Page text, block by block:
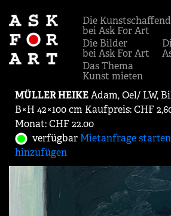
Die
bei Ask For Art
Die Bilder
bei Ask For Art
Das Thema
Kunst mieten
MÜLLER HEIKEAdam, Oel/ LW,
B×H 42×100 cm Kaufpreis: CHF
Monat: CHF 22.00
verfügbar Mietanfrage starten
hinzufügen